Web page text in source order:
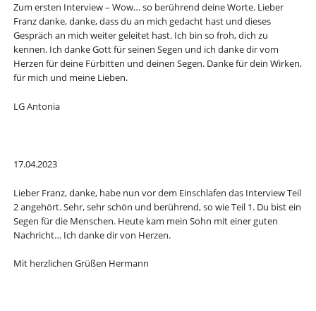
Zum ersten Interview – Wow… so berührend deine Worte. Lieber
Franz danke, danke, dass du an mich gedacht hast und dieses
Gespräch an mich weiter geleitet hast. Ich bin so froh, dich zu
kennen. Ich danke Gott für seinen Segen und ich danke dir vom
Herzen für deine Fürbitten und deinen Segen. Danke für dein Wirken,
für mich und meine Lieben.
LG Antonia
17.04.2023
Lieber Franz, danke, habe nun vor dem Einschlafen das Interview Teil
2 angehört. Sehr, sehr schön und berührend, so wie Teil 1. Du bist ein
Segen für die Menschen. Heute kam mein Sohn mit einer guten
Nachricht… Ich danke dir von Herzen.
Mit herzlichen Grüßen Hermann